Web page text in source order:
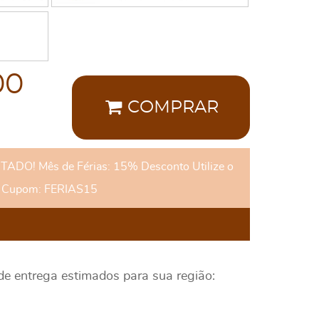
COMPRAR
Mês de Férias: 15% Desconto Utilize o
Cupom: FERIAS15
entrega estimados para sua região: